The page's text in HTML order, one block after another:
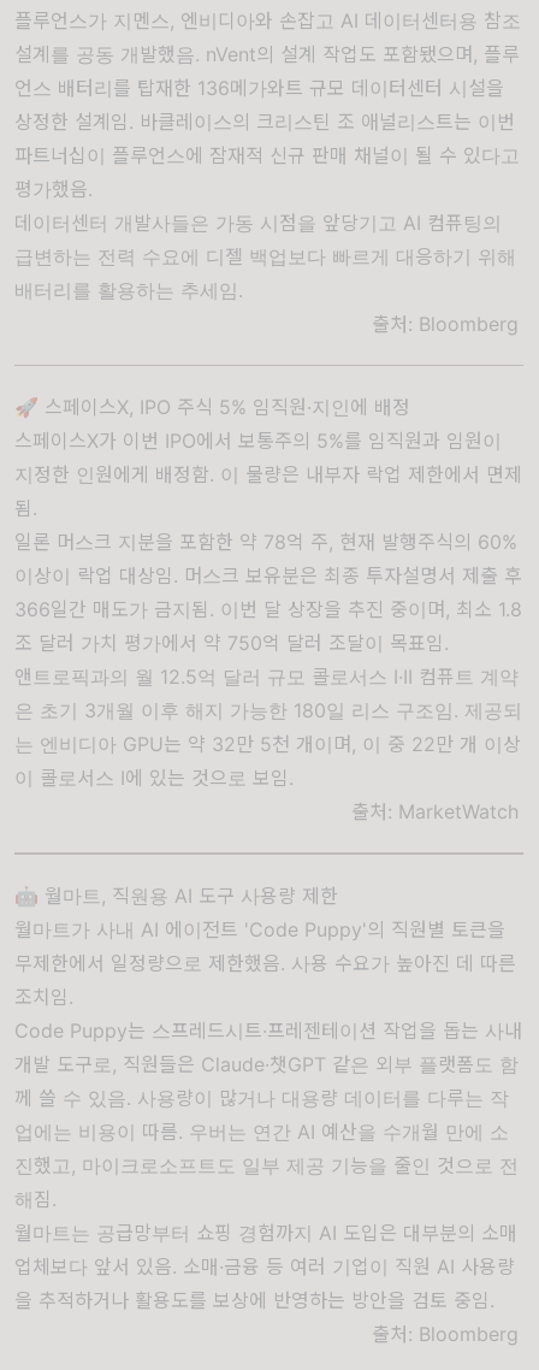
플루언스가 지멘스, 엔비디아와 손잡고 AI 데이터센터용 참조
설계를 공동 개발했음. nVent의 설계 작업도 포함됐으며, 플루
언스 배터리를 탑재한 136메가와트 규모 데이터센터 시설을
상정한 설계임. 바클레이스의 크리스틴 조 애널리스트는 이번
파트너십이 플루언스에 잠재적 신규 판매 채널이 될 수 있다고
평가했음.
데이터센터 개발사들은 가동 시점을 앞당기고 AI 컴퓨팅의
급변하는 전력 수요에 디젤 백업보다 빠르게 대응하기 위해
배터리를 활용하는 추세임.
출처: Bloomberg
🚀 스페이스X, IPO 주식 5% 임직원·지인에 배정
스페이스X가 이번 IPO에서 보통주의 5%를 임직원과 임원이
지정한 인원에게 배정함. 이 물량은 내부자 락업 제한에서 면제
됨.
일론 머스크 지분을 포함한 약 78억 주, 현재 발행주식의 60%
이상이 락업 대상임. 머스크 보유분은 최종 투자설명서 제출 후
366일간 매도가 금지됨. 이번 달 상장을 추진 중이며, 최소 1.8
조 달러 가치 평가에서 약 750억 달러 조달이 목표임.
앤트로픽과의 월 12.5억 달러 규모 콜로서스 I·II 컴퓨트 계약
은 초기 3개월 이후 해지 가능한 180일 리스 구조임. 제공되
는 엔비디아 GPU는 약 32만 5천 개이며, 이 중 22만 개 이상
이 콜로서스 I에 있는 것으로 보임.
출처: MarketWatch
🤖 월마트, 직원용 AI 도구 사용량 제한
월마트가 사내 AI 에이전트 'Code Puppy'의 직원별 토큰을
무제한에서 일정량으로 제한했음. 사용 수요가 높아진 데 따른
조치임.
Code Puppy는 스프레드시트·프레젠테이션 작업을 돕는 사내
개발 도구로, 직원들은 Claude·챗GPT 같은 외부 플랫폼도 함
께 쓸 수 있음. 사용량이 많거나 대용량 데이터를 다루는 작
업에는 비용이 따름. 우버는 연간 AI 예산을 수개월 만에 소
진했고, 마이크로소프트도 일부 제공 기능을 줄인 것으로 전
해짐.
월마트는 공급망부터 쇼핑 경험까지 AI 도입은 대부분의 소매
업체보다 앞서 있음. 소매·금융 등 여러 기업이 직원 AI 사용량
을 추적하거나 활용도를 보상에 반영하는 방안을 검토 중임.
출처: Bloomberg